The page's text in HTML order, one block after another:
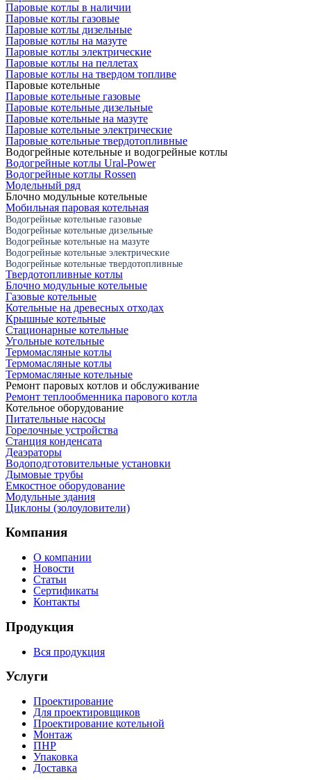
Паровые котлы в наличии
Паровые котлы газовые
Паровые котлы дизельные
Паровые котлы на мазуте
Паровые котлы электрические
Паровые котлы на пеллетах
Паровые котлы на твердом топливе
Паровые котельные
Паровые котельные газовые
Паровые котельные дизельные
Паровые котельные на мазуте
Паровые котельные электрические
Паровые котельные твердотопливные
Водогрейные котельные и водогрейные котлы
Водогрейные котлы Ural-Power
Водогрейные котлы Rossen
Модельный ряд
Блочно модульные котельные
Мобильная паровая котельная
Водогрейные котельные газовые
Водогрейные котельные дизельные
Водогрейные котельные на мазуте
Водогрейные котельные электрические
Водогрейные котельные твердотопливные
Твердотопливные котлы
Блочно модульные котельные
Газовые котельные
Котельные на древесных отходах
Крышные котельные
Стационарные котельные
Угольные котельные
Термомасляные котлы
Термомасляные котлы
Термомасляные котельные
Ремонт паровых котлов и обслуживание
Ремонт теплообменника парового котла
Котельное оборудование
Питательные насосы
Горелочные устройства
Станция конденсата
Деаэраторы
Водоподготовительные установки
Дымовые трубы
Емкостное оборудование
Mодульные здания
Циклоны (золоуловители)
Компания
О компании
Новости
Статьи
Сертификаты
Контакты
Продукция
Вся продукция
Услуги
Проектирование
Для проектировщиков
Проектирование котельной
Монтаж
ПНР
Упаковка
Доставка